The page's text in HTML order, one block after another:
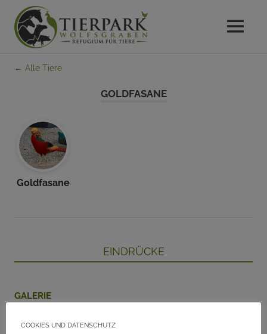
Inhalt Gnadenhof
Wolfsgraben
Refugium
MENU
← Alle Tiere
GOLDFASANE
Goldfasane
Eindrücke
Galerie
Cookies und Datenschutz